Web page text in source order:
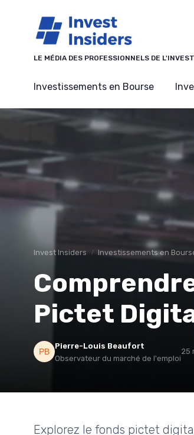
LE MÉDIA DES PROFESSIONNELS DE
Investissements en Bourse
Invest Insiders Investissements en
Pictet
Pierre-Louis Beaufort
Observateur du marché de l'emploi
25
Explorez le fonds pictet